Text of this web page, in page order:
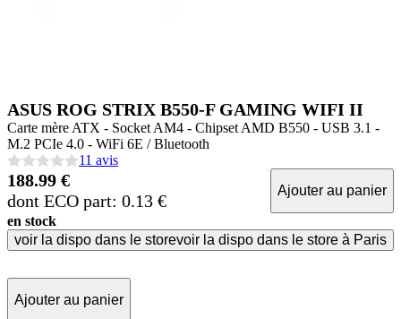
ASUS ROG STRIX B550-F GAMING WIFI II
Carte mère ATX - Socket AM4 - Chipset AMD B550 - USB 3.1 -
M.2 PCIe 4.0 - WiFi 6E / Bluetooth
11 avis
188.99 €
dont ECO part: 0.13 €
Ajouter au panier
en stock
voir la dispo dans le storevoir la dispo dans le store à Paris
Ajouter au panier